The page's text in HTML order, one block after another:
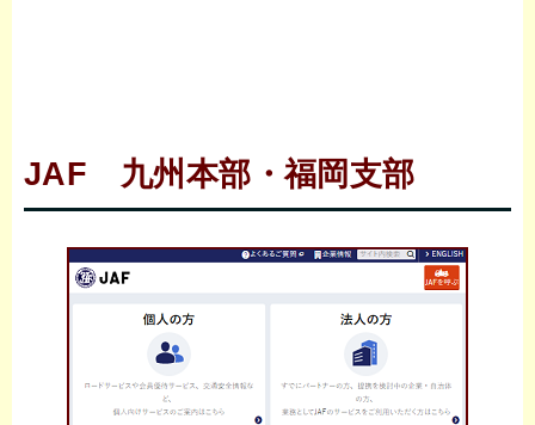
JAF 九州本部・福岡支部